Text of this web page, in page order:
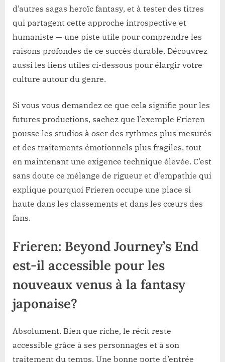
d’autres sagas heroïc fantasy, et à tester des titres
qui partagent cette approche introspective et
humaniste — une piste utile pour comprendre les
raisons profondes de ce succès durable. Découvrez
aussi les liens utiles ci-dessous pour élargir votre
culture autour du genre.
Si vous vous demandez ce que cela signifie pour les
futures productions, sachez que l’exemple Frieren
pousse les studios à oser des rythmes plus mesurés
et des traitements émotionnels plus fragiles, tout
en maintenant une exigence technique élevée. C’est
sans doute ce mélange de rigueur et d’empathie qui
explique pourquoi Frieren occupe une place si
haute dans les classements et dans les cœurs des
fans.
Frieren: Beyond Journey’s End
est-il accessible pour les
nouveaux venus à la fantasy
japonaise?
Absolument. Bien que riche, le récit reste
accessible grâce à ses personnages et à son
traitement du temps. Une bonne porte d’entrée